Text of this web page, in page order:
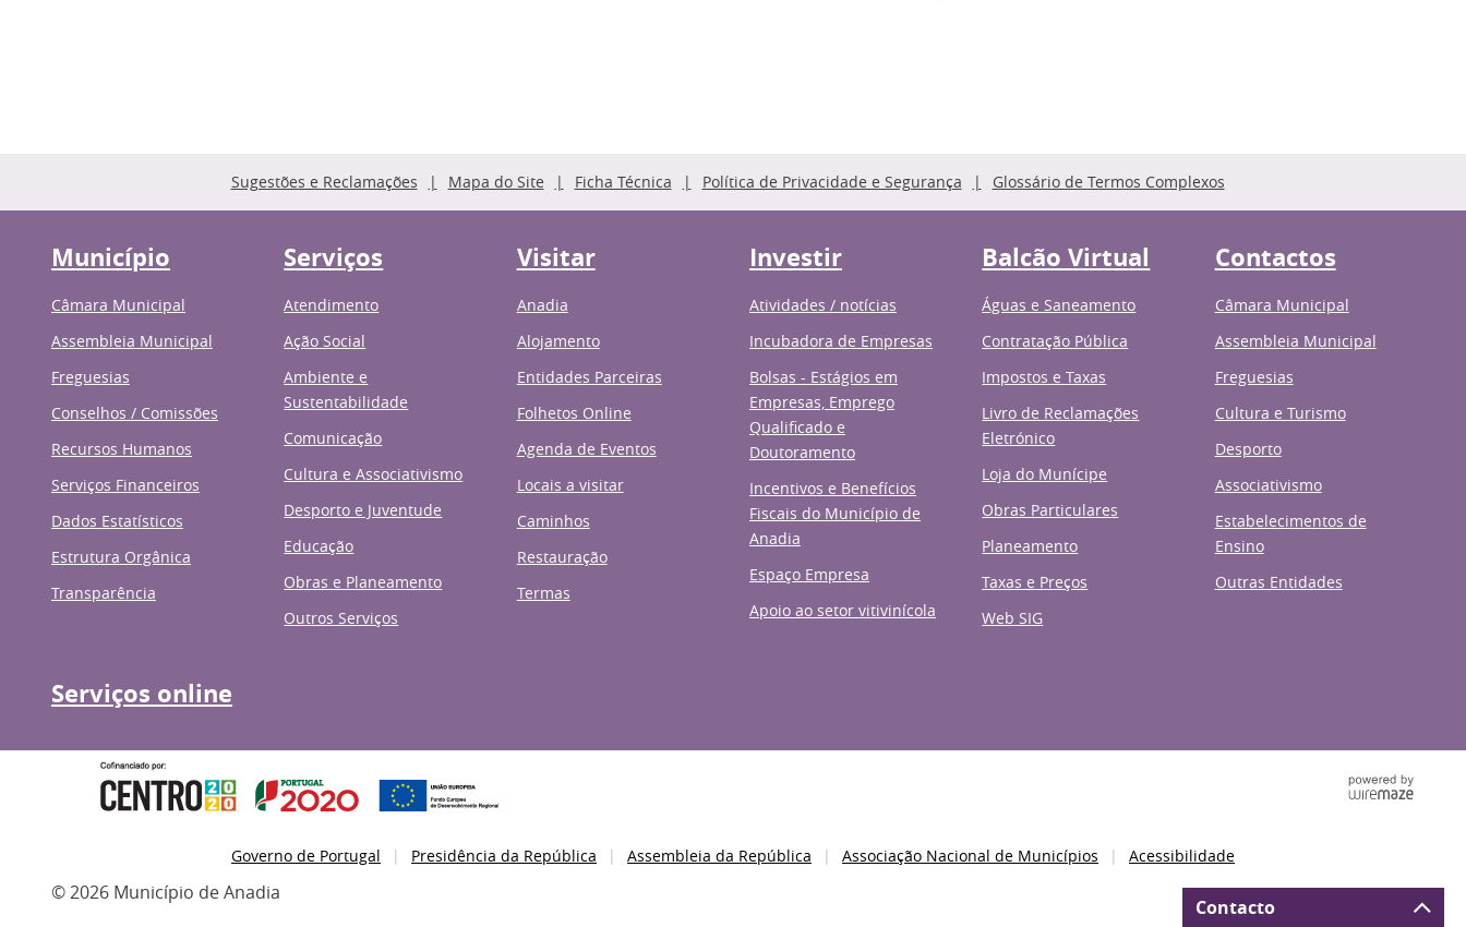
Sugestões e Reclamações Mapa do Site Ficha Técnica Política de Privacidade e Segurança Glossário de Termos Complexos
Município
Câmara Municipal
Assembleia Municipal
Freguesias
Conselhos / Comissões
Recursos Humanos
Serviços Financeiros
Dados Estatísticos
Estrutura Orgânica
Transparência
Serviços
Atendimento
Ação Social
Ambiente e
Sustentabilidade
Comunicação
Cultura e Associativismo
Desporto e Juventude
Educação
Obras e Planeamento
Outros Serviços
Visitar
Anadia
Alojamento
Entidades Parceiras
Folhetos Online
Agenda de Eventos
Locais a visitar
Caminhos
Restauração
Termas
Investir
Atividades / notícias
Incubadora de Empresas
Bolsas - Estágios em
Empresas, Emprego
Qualificado e
Doutoramento
Incentivos e Benefícios
Fiscais do Município de
Anadia
Espaço Empresa
Apoio ao setor vitivinícola
Balcão Virtual
Águas e Saneamento
Contratação Pública
Impostos e Taxas
Livro de Reclamações
Eletrónico
Loja do Munícipe
Obras Particulares
Planeamento
Taxas e Preços
Web SIG
Contactos
Câmara Municipal
Assembleia Municipal
Freguesias
Cultura e Turismo
Desporto
Associativismo
Estabelecimentos de
Ensino
Outras Entidades
Serviços online
Governo de Portugal Presidência da República Assembleia da República Associação Nacional de Municípios Acessibilidade
© 2026 Município de Anadia
Contacto